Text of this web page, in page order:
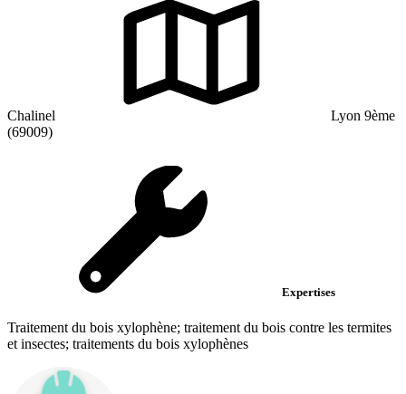
Chalinel
Lyon 9ème
(69009)
Expertises
Traitement du bois xylophène; traitement du bois contre les termites
et insectes; traitements du bois xylophènes